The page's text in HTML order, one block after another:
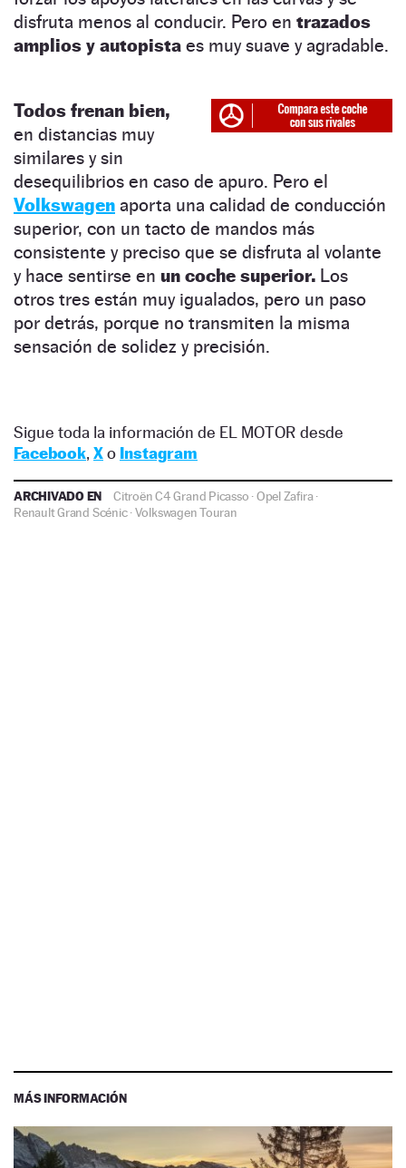
disfruta menos al conducir. Pero en trazados
amplios y autopista es muy suave y agradable.
Todos frenan bien,
en distancias muy
similares y sin
desequilibrios en caso de apuro. Pero el
Volkswagen aporta una calidad de conducción
superior, con un tacto de mandos más
consistente y preciso que se disfruta al volante
y hace sentirse en un coche superior. Los
otros tres están muy igualados, pero un paso
por detrás, porque no transmiten la misma
sensación de solidez y precisión.
Sigue toda la información de EL MOTOR desde
Facebook, Xo Instagram
ARCHIVADO EN Citroën C4 Grand Picasso ·Opel Zafira·
Renault Grand Scénic·Volkswagen Touran
MÁS INFORMACIÓN